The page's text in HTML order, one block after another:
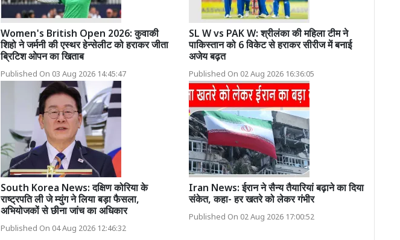
Women's British Open 2026: कुवाकी
शिहो ने जर्मनी की एस्थर हेन्सेलीट को हराकर जीता
ब्रिटिश ओपन का खिताब
Published On 03 Aug 2026 14:45:47
SL W vs PAK W: श्रीलंका की महिला टीम ने
पाकिस्तान को 6 विकेट से हराकर सीरीज में बनाई
अजेय बढ़त
Published On 02 Aug 2026 16:36:05
South Korea News: दक्षिण कोरिया के
राष्ट्रपति ली जे म्युंग ने लिया बड़ा फैसला,
अभियोजकों से छीना जांच का अधिकार
Published On 04 Aug 2026 12:46:32
Iran News: ईरान ने सैन्य तैयारियां बढ़ाने का दिया
संकेत, कहा- हर खतरे को लेकर गंभीर
Published On 02 Aug 2026 17:00:52